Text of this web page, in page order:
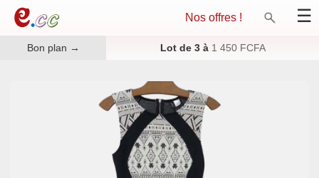
Nos offres ! ☰
×
App web
Carte
Evènement
Bon plan → Lot de 3 à 1 450 FCFA